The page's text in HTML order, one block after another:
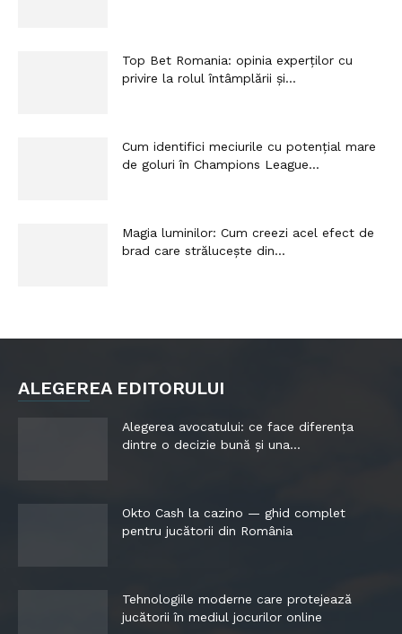
Top Bet Romania: opinia experților cu
privire la rolul întâmplării și...
Cum identifici meciurile cu potențial mare
de goluri în Champions League...
Magia luminilor: Cum creezi acel efect de
brad care strălucește din...
ALEGEREA EDITORULUI
Alegerea avocatului: ce face diferența
dintre o decizie bună și una...
Okto Cash la cazino — ghid complet
pentru jucătorii din România
Tehnologiile moderne care protejează
jucătorii în mediul jocurilor online